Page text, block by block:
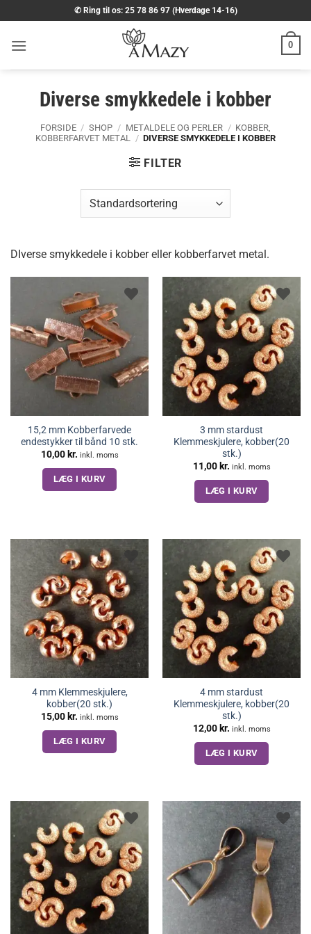
til
indhold
✆ Ring til os: 25 78 86 97 (Hverdage 14-16)
0
Diverse smykkedele i kobber
FORSIDE / SHOP / METALDELE OG PERLER / KOBBER,
KOBBERFARVET METAL / DIVERSE SMYKKEDELE I KOBBER
FILTER
DIverse smykkedele i kobber eller kobberfarvet metal.
15,2 mm Kobberfarvede
endestykker til bånd 10 stk.
10,00 kr. inkl. moms
LÆG I KURV
3 mm stardust
Klemmeskjulere, kobber(20
stk.)
11,00 kr. inkl. moms
LÆG I KURV
4 mm Klemmeskjulere,
kobber(20 stk.)
15,00 kr. inkl. moms
LÆG I KURV
4 mm stardust
Klemmeskjulere, kobber(20
stk.)
12,00 kr. inkl. moms
LÆG I KURV